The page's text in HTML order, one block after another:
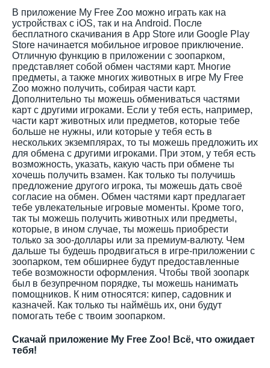
В приложение My Free Zoo можно играть как на
устройствах с iOS, так и на Android. После
бесплатного скачивания в App Store или Google Play
Store начинается мобильное игровое приключение.
Отличную функцию в приложении с зоопарком,
представляет собой обмен частями карт. Многие
предметы, а также многих животных в игре My Free
Zoo можно получить, собирая части карт.
Дополнительно ты можешь обмениваться частями
карт с другими игроками. Если у тебя есть, например,
части карт животных или предметов, которые тебе
больше не нужны, или которые у тебя есть в
нескольких экземплярах, то ты можешь предложить их
для обмена с другими игроками. При этом, у тебя есть
возможность, указать, какую часть при обмене ты
хочешь получить взамен. Как только ты получишь
предложение другого игрока, ты можешь дать своё
согласие на обмен. Обмен частями карт предлагает
тебе увлекательные игровые моменты. Кроме того,
так ты можешь получить животных или предметы,
которые, в ином случае, ты можешь приобрести
только за зоо-доллары или за премиум-валюту. Чем
дальше ты будешь продвигаться в игре-приложении с
зоопарком, тем обширнее будут предоставленные
тебе возможности оформления. Чтобы твой зоопарк
был в безупречном порядке, ты можешь нанимать
помощников. К ним относятся: кипер, садовник и
казначей. Как только ты наймёшь их, они будут
помогать тебе с твоим зоопарком.
Скачай приложение My Free Zoo! Всё, что ожидает
тебя!